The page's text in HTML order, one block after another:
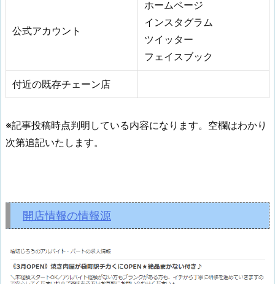
公式アカウント
ホームページ
インスタグラム
ツイッター
フェイスブック
付近の既存チェーン店
※記事投稿時点判明している内容になります。空欄はわかり
次第追記いたします。
開店情報の情報源